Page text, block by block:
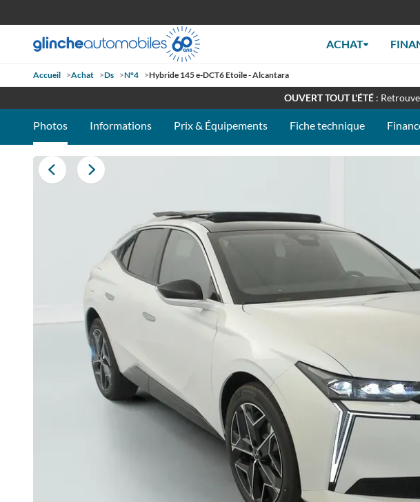
ACHAT
Accueil >Achat >Ds >N°4 >Hybride 145 e-DCT6 Etoile - Alcantara
OUVERT TOUT L'ÉTÉ:
Photos Informations Prix & Équipements Fiche technique